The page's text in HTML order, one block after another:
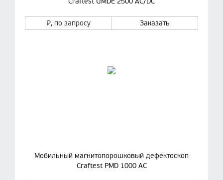
₽, по запросу Заказать
Мобильный магнитопорошковый дефектоскоп
Craftest PMD 1000 AC